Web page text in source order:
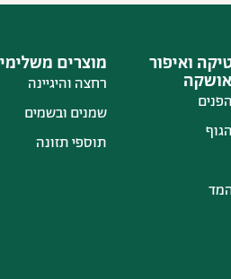
ואיפור מוצרים
רחצה והיגיינה
שמנים ובשמים
תוספי תזונה